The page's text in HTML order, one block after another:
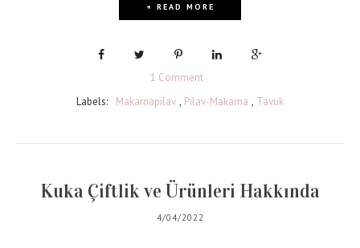
+ READ MORE
1 Comment
Labels:
Makarnapilav , Pilav-Makarna , Tavuk
Kuka Çiftlik ve Ürünleri Hakkında
4/04/2022